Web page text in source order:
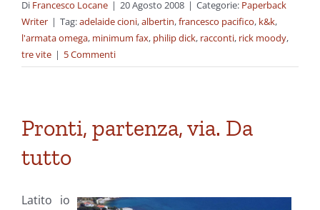
Di Francesco Locane | 20 Agosto 2008 | Categorie: Paperback
Writer | Tag:adelaide cioni,albertin,francesco pacifico, k&k,
l'armata omega, minimum fax, philip dick, racconti, rick moody,
tre vite | 5 Commenti
Pronti, partenza, via. Da
tutto
Latito io